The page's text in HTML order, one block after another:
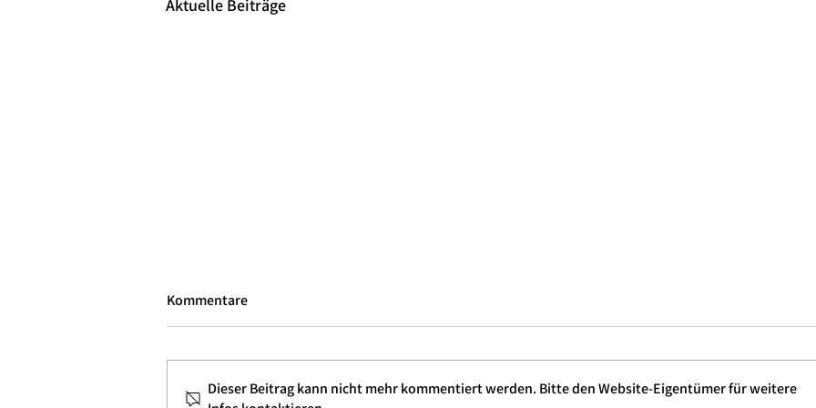
Aktuelle Beiträge
Kommentare
Dieser Beitrag kann nicht mehr kommentiert werden. Bitte den Website-Eigentümer für weitere